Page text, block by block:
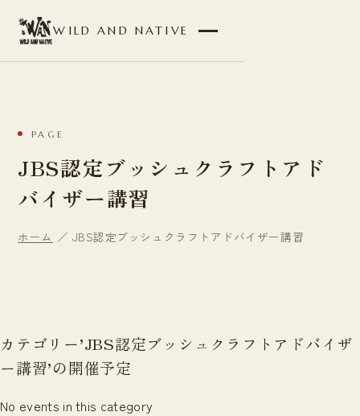
WILD AND NATIVE
PAGE
JBS認定ブッシュクラフトアド
バイザー講習
ホーム ／ JBS認定ブッシュクラフトアドバイザー講習
カテゴリー’JBS認定ブッシュクラフトアドバイザ
ー講習’の開催予定
No events in this category